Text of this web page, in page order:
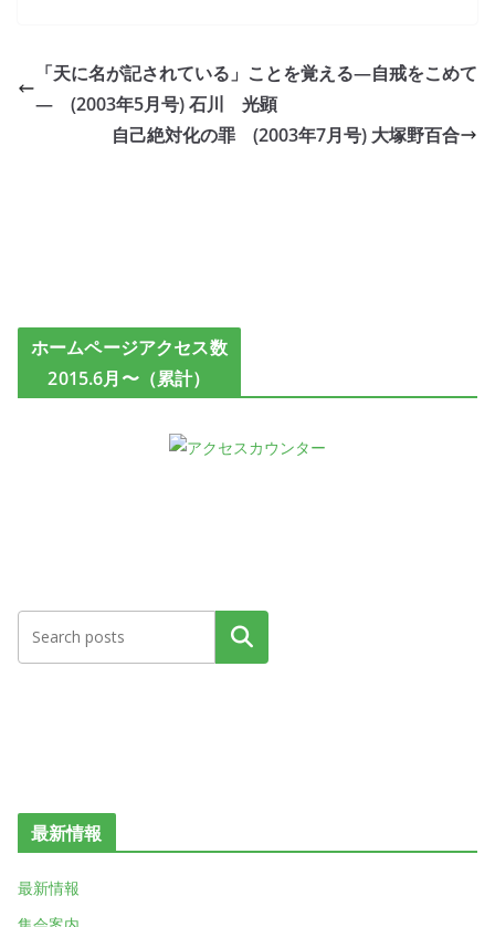
「天に名が記されている」ことを覚える―自戒をこめて
― (2003年5月号) 石川 光顕
自己絶対化の罪 (2003年7月号) 大塚野百合
ホームページアクセス数
2015.6月〜（累計）
検索
最新情報
最新情報